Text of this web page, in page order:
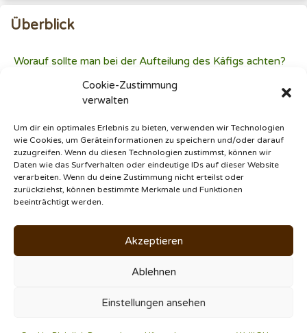
Cookie-Zustimmung
verwalten
Um dir ein optimales Erlebnis zu bieten, verwenden wir Technologien
wie Cookies, um Geräteinformationen zu speichern und/oder darauf
zuzugreifen. Wenn du diesen Technologien zustimmst, können wir
Daten wie das Surfverhalten oder eindeutige IDs auf dieser Website
verarbeiten. Wenn du deine Zustimmung nicht erteilst oder
zurückziehst, können bestimmte Merkmale und Funktionen
beeinträchtigt werden.
Akzeptieren
Ablehnen
Einstellungen ansehen
Überblick
Worauf sollte man bei der Aufteilung des Käfigs achten?
Vorschlag für eine sinnvolle Aufteilung
Schlaf- und Sitzbereich
Futterbereich
Einstreu
© 2020 - 2026 Thorsten Hoeppner|Über•Kontakt